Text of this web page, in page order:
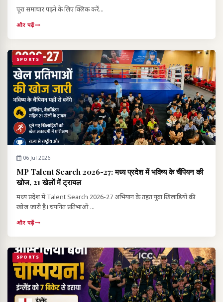
पूरा समाचार पढ़ने के लिए क्लिक करें...
और पढ़ें
SPORTS
06 Jul 2026
MP Talent Search 2026-27: मध्य प्रदेश में भविष्य के चैंपियन की
खोज, 21 खेलों में ट्रायल
मध्य प्रदेश में Talent Search 2026-27 अभियान के तहत युवा खिलाड़ियों की
खोज जारी है। चयनित प्रतिभाओं ...
और पढ़ें
SPORTS